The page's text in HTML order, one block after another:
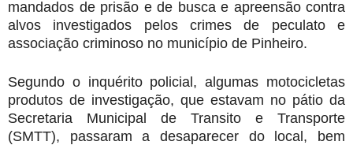
mandados de prisão e de busca e apreensão contra
alvos investigados pelos crimes de peculato e
associação criminoso no município de Pinheiro.
Segundo o inquérito policial, algumas motocicletas
produtos de investigação, que estavam no pátio da
Secretaria Municipal de Transito e Transporte
(SMTT), passaram a desaparecer do local, bem